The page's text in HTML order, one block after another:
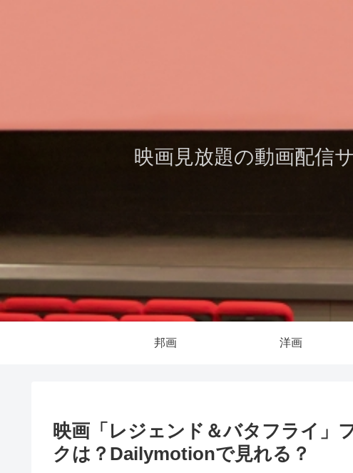
映画見放題の動画配信
邦画 洋画
映画「レジェンド＆バタフライ」
クは？Dailymotionで見れる？